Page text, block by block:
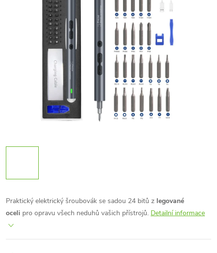
Praktický elektrický šroubovák se sadou 24 bitů z legované
oceli pro opravu všech neduhů vašich přístrojů. Detailní informace